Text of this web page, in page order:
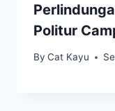
Politur
By Cat Kayu